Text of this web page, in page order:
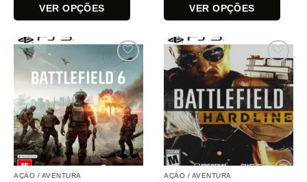
VER OPÇÕES
produto
tem
várias
variantes.
As
opções
podem
ser
escolhidas
VER OPÇÕES
produto
tem
várias
variantes.
As
opções
podem
ser
escolhidas
AÇÃO / AVENTURA AÇÃO / AVENTURA